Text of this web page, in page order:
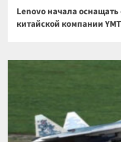
Lenovo начала
китайской компании